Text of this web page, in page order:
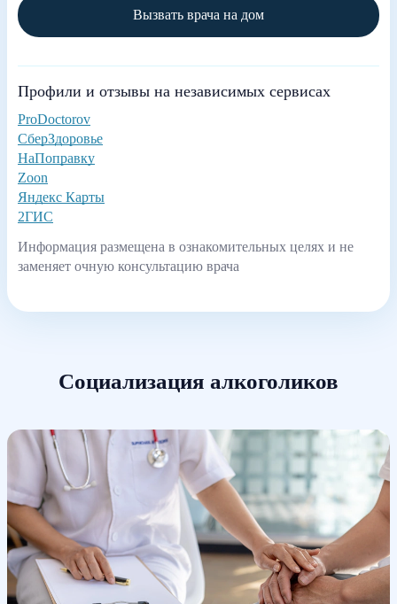
Вызвать врача на дом
Профили и отзывы на независимых сервисах
ProDoctorov
СберЗдоровье
НаПоправку
Zoon
Яндекс Карты
2ГИС
Информация размещена в ознакомительных целях и не
заменяет очную консультацию врача
Социализация алкоголиков